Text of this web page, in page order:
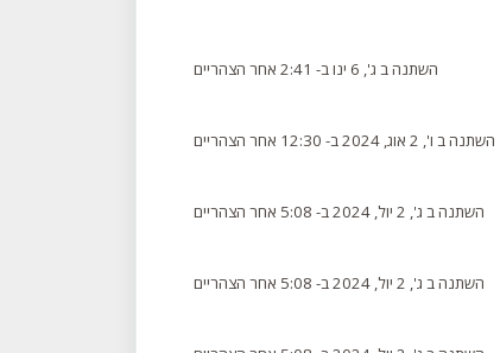
השתנה ב ג', 6 ינו ב- 2:41 אחר הצהריים
השתנה ב ו', 2 אוג, 2024 ב- 12:30 אחר הצהריים
השתנה ב ג', 2 יול, 2024 ב- 5:08 אחר הצהריים
השתנה ב ג', 2 יול, 2024 ב- 5:08 אחר הצהריים